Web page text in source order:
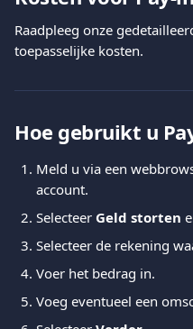
Raadpleeg onze
toepasselijke kosten.
Hoe gebruikt u
Meld u via een
account.
Selecteer Geld storten
Selecteer de rekening
Voer het bedrag in.
Voeg eventueel een